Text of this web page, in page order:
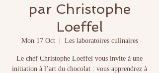
par Christophe
Loeffel
Mon 17 Oct
  |
Les laboratoires culinaires
Le chef Christophe Loeffel vous invite à une
initiation à l’art du chocolat : vous apprendrez à